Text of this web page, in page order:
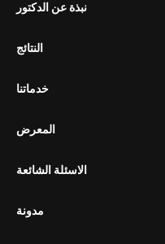
نبذة عن الدكتور
النتائج
خدماتنا
المعرض
الاسئلة الشائعة
مدونة